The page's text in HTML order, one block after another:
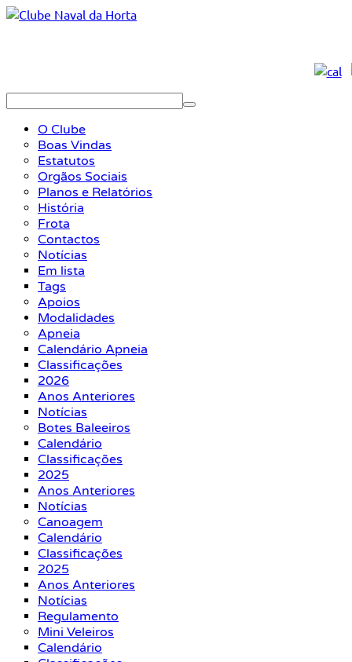
O Clube
Boas Vindas
Estatutos
Orgãos Sociais
Planos e Relatórios
História
Frota
Contactos
Notícias
Em lista
Tags
Apoios
Modalidades
Apneia
Calendário Apneia
Classificações
2026
Anos Anteriores
Notícias
Botes Baleeiros
Calendário
Classificações
2025
Anos Anteriores
Notícias
Canoagem
Calendário
Classificações
2025
Anos Anteriores
Notícias
Regulamento
Mini Veleiros
Calendário